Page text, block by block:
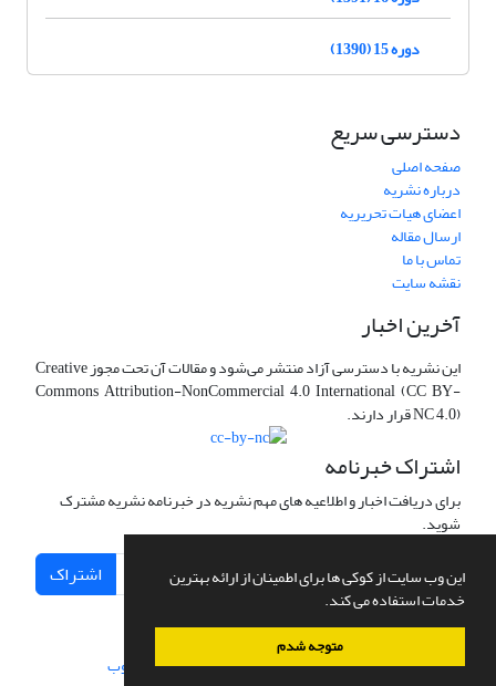
این وب سایت از کوکی ها برای اطمینان از ارائه بهترین
خدمات استفاده می کند.
متوجه شدم
دوره 15 (1390)
دسترسی سریع
صفحه اصلی
درباره نشریه
اعضای هیات تحریریه
ارسال مقاله
تماس با ما
نقشه سایت
آخرین اخبار
این نشریه با دسترسی آزاد منتشر می‌شود و مقالات آن تحت مجوز Creative
Commons Attribution-NonCommercial 4.0 International (CC BY-
NC 4.0) قرار دارند.
اشتراک خبرنامه
برای دریافت اخبار و اطلاعیه های مهم نشریه در خبرنامه نشریه مشترک
شوید.
اشتراک
سامانه مدیریت نشریات علمی.طراحی و پیاده سازی از سیناوب